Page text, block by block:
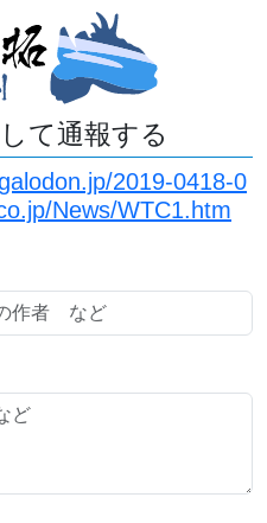
て通報する
2019-0418-0
News/WTC1.htm